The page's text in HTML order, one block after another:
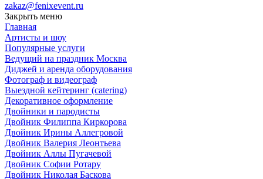
zakaz@fenixevent.ru
Закрыть меню
Главная
Артисты и шоу
Популярные услуги
Ведущий на праздник Москва
Диджей и аренда оборудования
Фотограф и видеограф
Выездной кейтеринг (catering)
Декоративное оформление
Двойники и пародисты
Двойник Филиппа Киркорова
Двойник Ирины Аллегровой
Двойник Валерия Леонтьева
Двойник Аллы Пугачевой
Двойник Софии Ротару
Двойник Николая Баскова